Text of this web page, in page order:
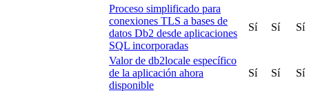
Proceso simplificado para
conexiones TLS a bases de
datos Db2 desde aplicaciones
SQL incorporadas
Sí Sí Sí
Valor de db2locale específico
de la aplicación ahora
disponible
Sí Sí Sí